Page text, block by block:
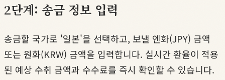
2단계: 송금 정보 입력
송금할 국가로 '일본'을 선택하고, 보낼 엔화(JPY) 금액
또는 원화(KRW) 금액을 입력합니다. 실시간 환율이 적용
된 예상 수취 금액과 수수료를 즉시 확인할 수 있습니다.